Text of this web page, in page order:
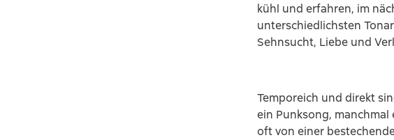
kühl und erfahren, im
unterschiedlichsten
Sehnsucht, Liebe und
Temporeich und direkt
ein Punksong,
oft von einer